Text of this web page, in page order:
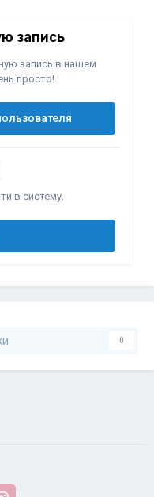
запись
запись в нашем
просто!
в систему.
0